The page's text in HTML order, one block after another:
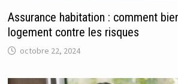
Assurance habitation : comment
logement contre les risques
octobre 22, 2024